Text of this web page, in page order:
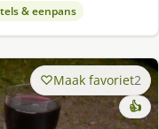
& eenpans
Maak favoriet2
👍